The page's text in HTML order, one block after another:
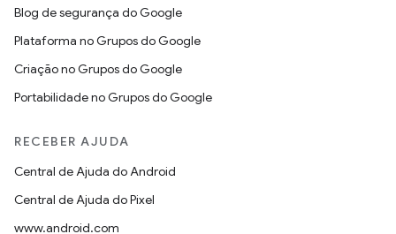
Blog de segurança do Google
Plataforma no Grupos do Google
Criação no Grupos do Google
Portabilidade no Grupos do Google
RECEBER AJUDA
Central de Ajuda do Android
Central de Ajuda do Pixel
www.android.com